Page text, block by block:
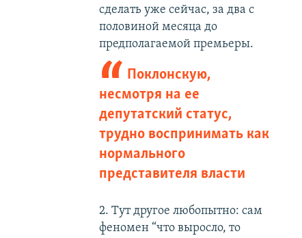
сделать уже сейчас, за два с
половиной месяца до
предполагаемой премьеры.
Поклонскую,
несмотря на ее
депутатский статус,
трудно воспринимать как
нормального
представителя власти
2. Тут другое любопытно: сам
феномен “что выросло, то